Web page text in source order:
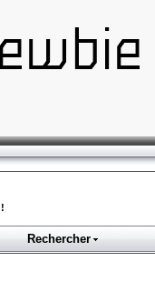
Rechercher